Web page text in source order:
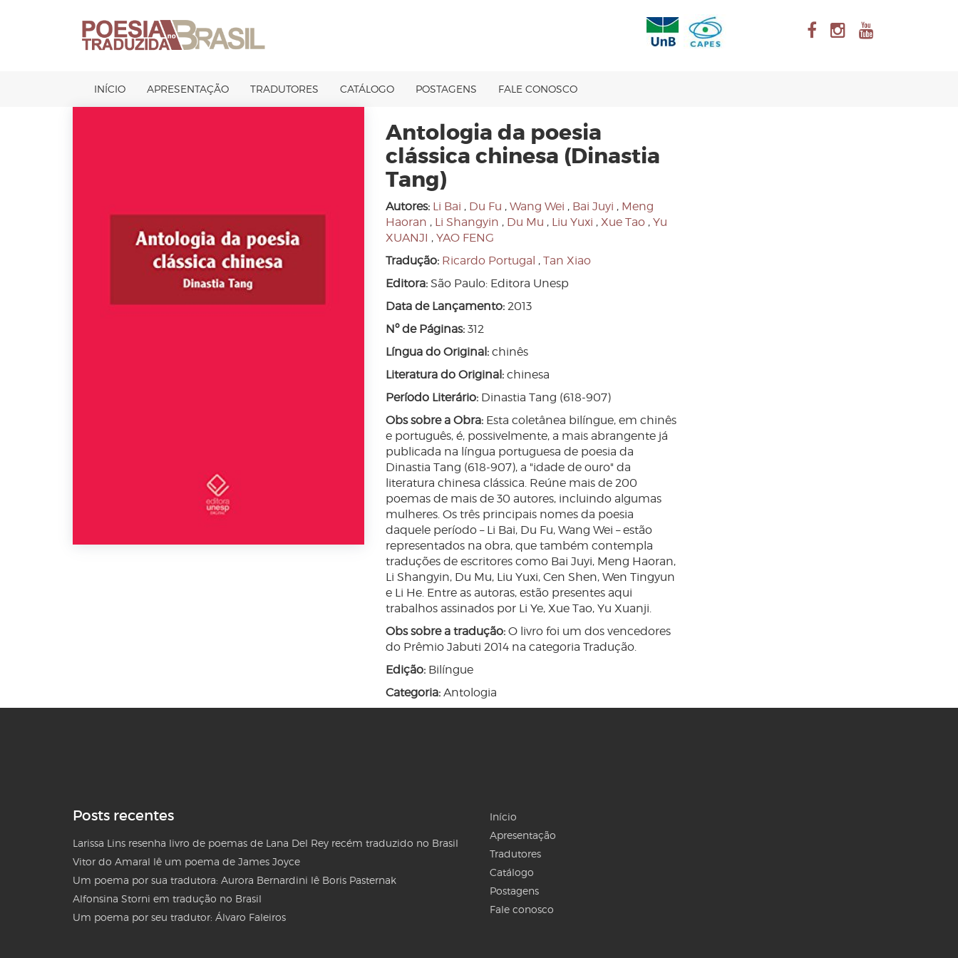
INÍCIO APRESENTAÇÃO TRADUTORES CATÁLOGO POSTAGENS FALE CONOSCO
Antologia da poesia
clássica chinesa (Dinastia
Tang)
Autores: Li Bai , Du Fu , Wang Wei , Bai Juyi , Meng
Haoran , Li Shangyin , Du Mu , Liu Yuxi , Xue Tao, Yu
XUANJI , YAO FENG
Tradução: Ricardo Portugal , Tan Xiao
Editora:São Paulo: Editora Unesp
Data de Lançamento:2013
Nº de Páginas:312
Língua do Original:chinês
Literatura do Original:chinesa
Período Literário:Dinastia Tang (618-907)
Obs sobre a Obra:Esta coletânea bilíngue, em chinês
e português, é, possivelmente, a mais abrangente já
publicada na língua portuguesa de poesia da
Dinastia Tang (618-907), a "idade de ouro" da
literatura chinesa clássica. Reúne mais de 200
poemas de mais de 30 autores, incluindo algumas
mulheres. Os três principais nomes da poesia
daquele período – Li Bai, Du Fu, Wang Wei – estão
representados na obra, que também contempla
traduções de escritores como Bai Juyi, Meng Haoran,
Li Shangyin, Du Mu, Liu Yuxi, Cen Shen, Wen Tingyun
e Li He. Entre as autoras, estão presentes aqui
trabalhos assinados por Li Ye, Xue Tao, Yu Xuanji.
Obs sobre a tradução:O livro foi um dos vencedores
do Prêmio Jabuti 2014 na categoria Tradução.
Edição:Bilíngue
Categoria:Antologia
Posts recentes
Larissa Lins resenha livro de poemas de Lana Del Rey recém traduzido no Brasil
Vitor do Amaral lê um poema de James Joyce
Um poema por sua tradutora: Aurora Bernardini lê Boris Pasternak
Alfonsina Storni em tradução no Brasil
Um poema por seu tradutor: Álvaro Faleiros
Início
Apresentação
Tradutores
Catálogo
Postagens
Fale conosco